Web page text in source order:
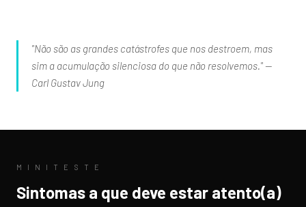
"Não são as grandes catástrofes que nos destroem, mas
sim a acumulação silenciosa do que não resolvemos." —
Carl Gustav Jung
M I N I T E S T E
Sintomas a que deve estar atento(a)